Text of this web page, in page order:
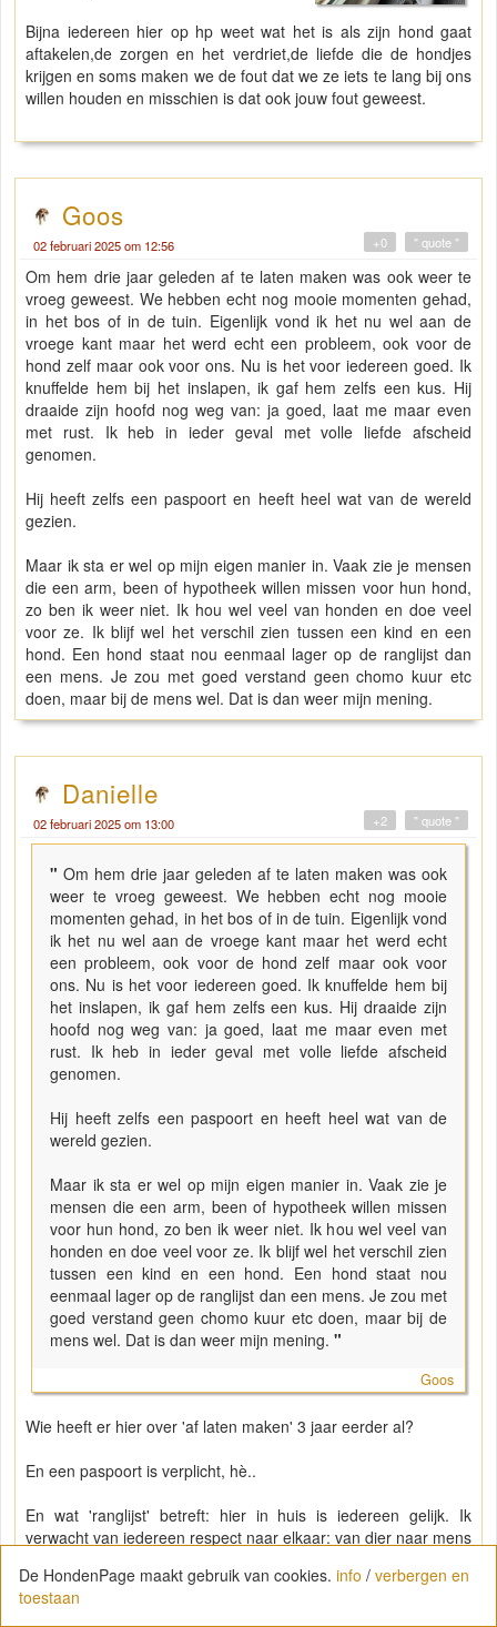
Bijna iedereen hier op hp weet wat het is als zijn hond gaat
aftakelen,de zorgen en het verdriet,de liefde die de hondjes
krijgen en soms maken we de fout dat we ze iets te lang bij ons
willen houden en misschien is dat ook jouw fout geweest.
Goos
02 februari 2025 om 12:56 " quote "
+0
Om hem drie jaar geleden af te laten maken was ook weer te
vroeg geweest. We hebben echt nog mooie momenten gehad,
in het bos of in de tuin. Eigenlijk vond ik het nu wel aan de
vroege kant maar het werd echt een probleem, ook voor de
hond zelf maar ook voor ons. Nu is het voor iedereen goed. Ik
knuffelde hem bij het inslapen, ik gaf hem zelfs een kus. Hij
draaide zijn hoofd nog weg van: ja goed, laat me maar even
met rust. Ik heb in ieder geval met volle liefde afscheid
genomen.
Hij heeft zelfs een paspoort en heeft heel wat van de wereld
gezien.
Maar ik sta er wel op mijn eigen manier in. Vaak zie je mensen
die een arm, been of hypotheek willen missen voor hun hond,
zo ben ik weer niet. Ik hou wel veel van honden en doe veel
voor ze. Ik blijf wel het verschil zien tussen een kind en een
hond. Een hond staat nou eenmaal lager op de ranglijst dan
een mens. Je zou met goed verstand geen chomo kuur etc
doen, maar bij de mens wel. Dat is dan weer mijn mening.
Danielle
02 februari 2025 om 13:00 " quote "
+2
" Om hem drie jaar geleden af te laten maken was ook
weer te vroeg geweest. We hebben echt nog mooie
momenten gehad, in het bos of in de tuin. Eigenlijk vond
ik het nu wel aan de vroege kant maar het werd echt
een probleem, ook voor de hond zelf maar ook voor
ons. Nu is het voor iedereen goed. Ik knuffelde hem bij
het inslapen, ik gaf hem zelfs een kus. Hij draaide zijn
hoofd nog weg van: ja goed, laat me maar even met
rust. Ik heb in ieder geval met volle liefde afscheid
genomen.
Hij heeft zelfs een paspoort en heeft heel wat van de
wereld gezien.
Maar ik sta er wel op mijn eigen manier in. Vaak zie je
mensen die een arm, been of hypotheek willen missen
voor hun hond, zo ben ik weer niet. Ik hou wel veel van
honden en doe veel voor ze. Ik blijf wel het verschil zien
tussen een kind en een hond. Een hond staat nou
eenmaal lager op de ranglijst dan een mens. Je zou met
goed verstand geen chomo kuur etc doen, maar bij de
mens wel. Dat is dan weer mijn mening. "
Goos
Wie heeft er hier over 'af laten maken' 3 jaar eerder al?
En een paspoort is verplicht, hè..
En wat 'ranglijst' betreft: hier in huis is iedereen gelijk. Ik
verwacht van iedereen respect naar elkaar: van dier naar mens
verschil. Niemand hoeft hier weg vanwege een ander, want ik
heb zelf gekozen voor iedereen die in dit huis leeft en daarin
De HondenPage maakt gebruik van cookies. info / verbergen en
toestaan